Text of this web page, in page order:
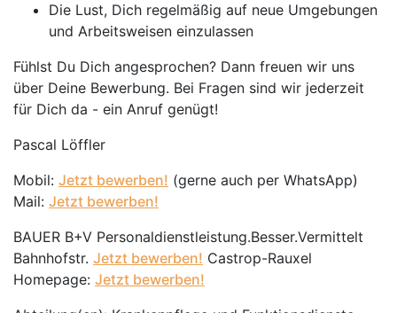
Die Lust, Dich regelmäßig auf neue Umgebungen
und Arbeitsweisen einzulassen
Fühlst Du Dich angesprochen? Dann freuen wir uns
über Deine Bewerbung. Bei Fragen sind wir jederzeit
für Dich da - ein Anruf genügt!
Pascal Löffler
Mobil: Jetzt bewerben! (gerne auch per WhatsApp)
Mail: Jetzt bewerben!
BAUER B+V Personaldienstleistung.Besser.Vermittelt
Bahnhofstr. Jetzt bewerben! Castrop-Rauxel
Homepage: Jetzt bewerben!